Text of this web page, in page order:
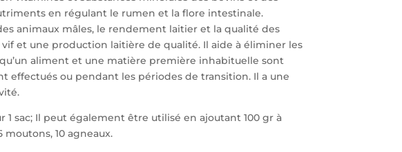
en régulant le rumen et la flore intestinale.
animaux mâles, le rendement laitier et la qualité des
et une production laitière de qualité. Il aide à éliminer les
aliment et une matière première inhabituelle sont
effectués ou pendant les périodes de transition. Il a une
1 sac; Il peut également être utilisé en ajoutant 100 gr à
10 agneaux.